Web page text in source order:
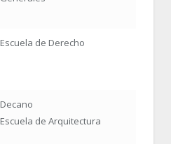
Escuela de Derecho
Decano
Escuela de Arquitectura